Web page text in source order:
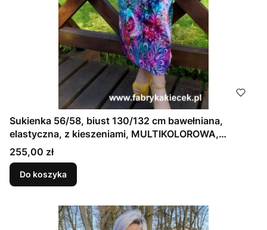
Sukienka 56/58, biust 130/132 cm bawełniana,
elastyczna, z kieszeniami, MULTIKOLOROWA,
FIOLETOWA
Cena
255,00 zł
Do koszyka